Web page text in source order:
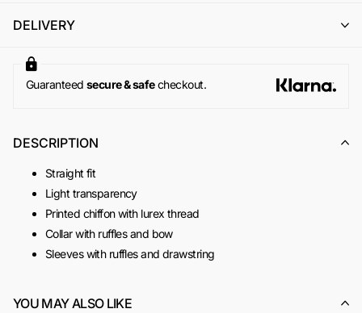
importo, utilizzabile per un successivo ordine online su
Per maggiori informazioni, si invita a consultare la sezione
dedicata aiResi e Rimborsi.
DELIVERY
Guaranteed secure & safecheckout.
DESCRIPTION
Straight fit
Light transparency
Printed chiffon with lurex thread
Collar with ruffles and bow
Sleeves with ruffles and drawstring
YOU MAY ALSO LIKE